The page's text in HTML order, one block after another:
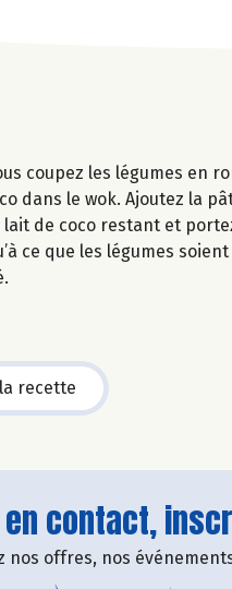
coupez les légumes en
dans le wok. Ajoutez la
lait de coco restant et
ce que les légumes
recette
contact,
nos offres, nos